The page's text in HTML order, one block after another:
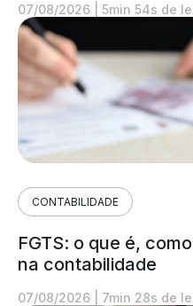
07/08/2026 5min 54s de
CONTABILIDADE
FGTS: o que é,
na contabilidade
07/08/2026 7min 28s de